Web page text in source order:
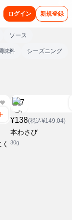
ログイン 新規登録
ソース
味料 シーズニング
¥138(税込¥149.04)
本わさび
30g